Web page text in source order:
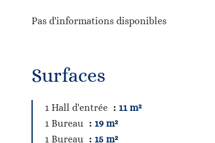
Pas d'informations disponibles
Surfaces
1 Hall d'entrée
11 m²
1 Bureau
19 m²
1 Bureau
15 m²